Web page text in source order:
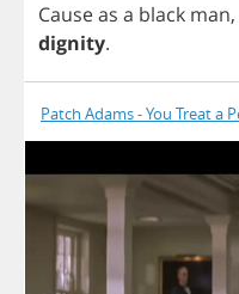
Causeas a black man,
dignity.
Patch Adams - You Treat a